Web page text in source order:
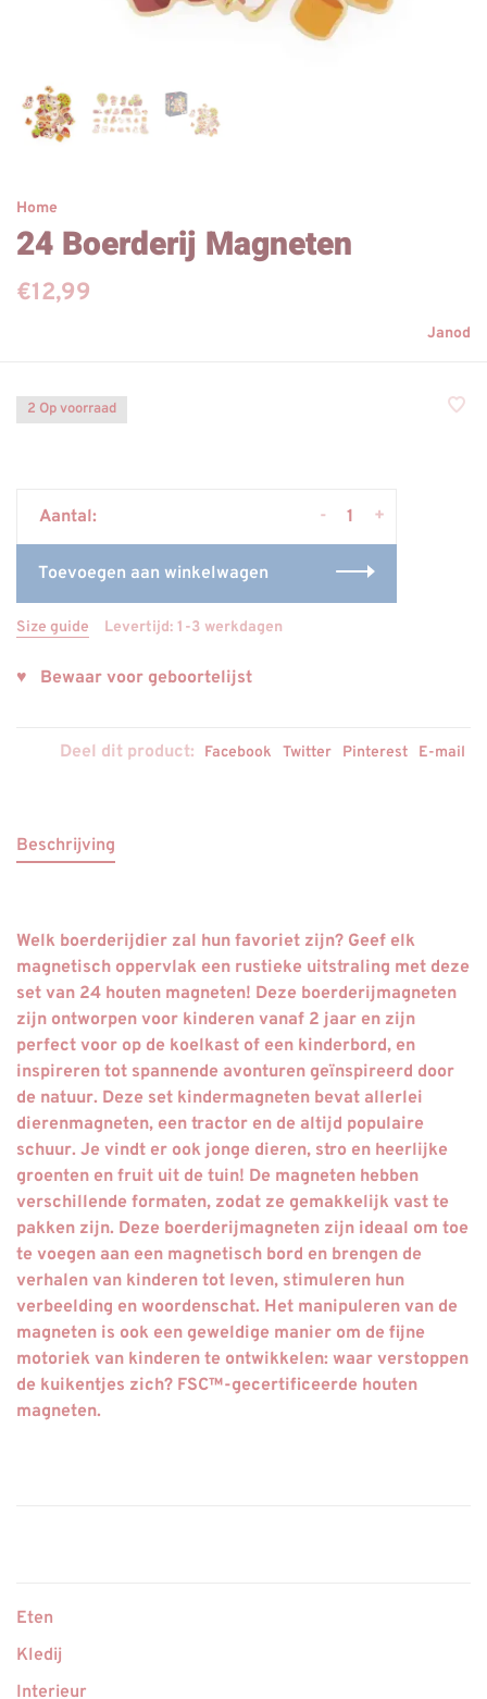
Home
24 Boerderij Magneten
€12,99
Janod
2 Op voorraad
Aantal: +
-
Toevoegen aan winkelwagen
Size guide Levertijd: 1-3 werkdagen
♥ Bewaar voor geboortelijst
Deel dit product: Facebook Twitter Pinterest E-mail
Beschrijving
Welk boerderijdier zal hun favoriet zijn? Geef elk
magnetisch oppervlak een rustieke uitstraling met deze
set van 24 houten magneten! Deze boerderijmagneten
zijn ontworpen voor kinderen vanaf 2 jaar en zijn
perfect voor op de koelkast of een kinderbord, en
inspireren tot spannende avonturen geïnspireerd door
de natuur. Deze set kindermagneten bevat allerlei
dierenmagneten, een tractor en de altijd populaire
schuur. Je vindt er ook jonge dieren, stro en heerlijke
groenten en fruit uit de tuin! De magneten hebben
verschillende formaten, zodat ze gemakkelijk vast te
pakken zijn. Deze boerderijmagneten zijn ideaal om toe
te voegen aan een magnetisch bord en brengen de
verhalen van kinderen tot leven, stimuleren hun
verbeelding en woordenschat. Het manipuleren van de
magneten is ook een geweldige manier om de fijne
motoriek van kinderen te ontwikkelen: waar verstoppen
de kuikentjes zich? FSC™-gecertificeerde houten
magneten.
Eten
Kledij
Interieur